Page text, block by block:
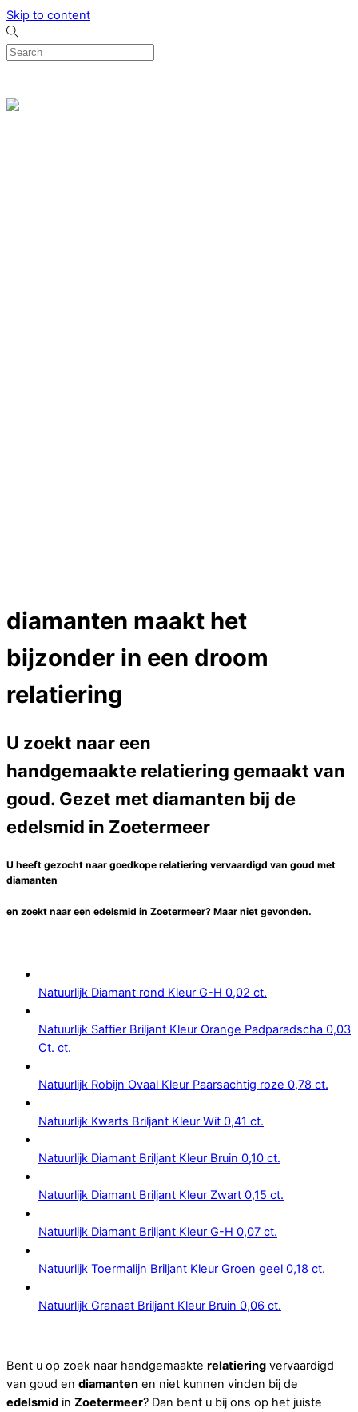
Skip to content
diamanten maakt het
bijzonder in een droom
relatiering
U zoekt naar een
handgemaakte relatiering gemaakt van
goud. Gezet met diamanten bij de
edelsmid in Zoetermeer
U heeft gezocht naar goedkope relatiering vervaardigd van goud met
diamanten
en zoekt naar een edelsmid in Zoetermeer? Maar niet gevonden.
Natuurlijk Diamant rond Kleur G-H 0,02 ct.
Natuurlijk Saffier Briljant Kleur Orange Padparadscha 0,03
Ct. ct.
Natuurlijk Robijn Ovaal Kleur Paarsachtig roze 0,78 ct.
Natuurlijk Kwarts Briljant Kleur Wit 0,41 ct.
Natuurlijk Diamant Briljant Kleur Bruin 0,10 ct.
Natuurlijk Diamant Briljant Kleur Zwart 0,15 ct.
Natuurlijk Diamant Briljant Kleur G-H 0,07 ct.
Natuurlijk Toermalijn Briljant Kleur Groen geel 0,18 ct.
Natuurlijk Granaat Briljant Kleur Bruin 0,06 ct.
Bent u op zoek naar handgemaakte relatiering vervaardigd
van goud en diamanten en niet kunnen vinden bij de
edelsmid in Zoetermeer? Dan bent u bij ons op het juiste